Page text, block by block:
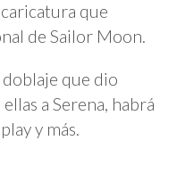
que
de Sailor Moon.
que dio
a Serena, habrá
y más.